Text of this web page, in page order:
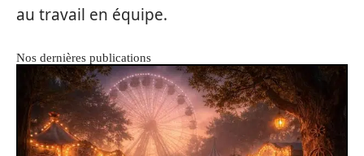
au travail en équipe.
Nos dernières publications